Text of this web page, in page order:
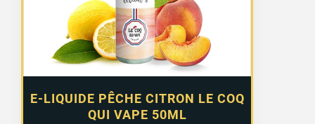
E-LIQUIDE PÊCHE CITRON LE COQ
QUI VAPE 50ML